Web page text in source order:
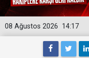
14:17
08 Ağustos 2026